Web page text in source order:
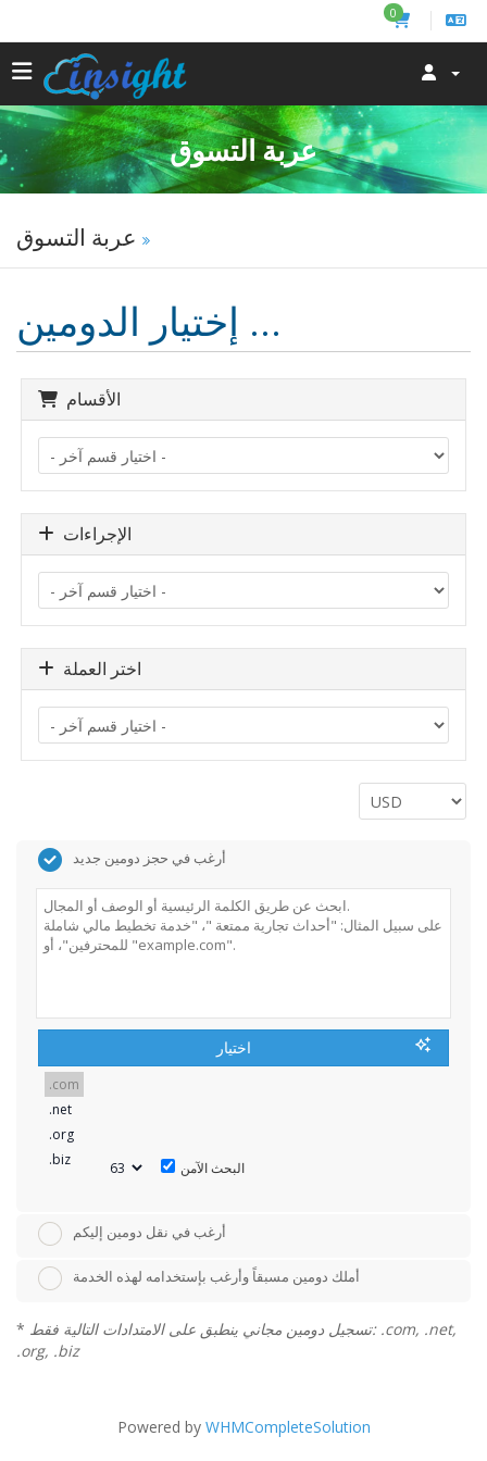
0
عربة التسوق
إختيار الدومين ...
الأقسام
الإجراءات
اختر العملة
أرغب في حجز دومين جديد
اختيار
البحث الآمن
أرغب في نقل دومين إليكم
أملك دومين مسبقاً وأرغب بإستخدامه لهذه الخدمة
* تسجيل دومين مجاني ينطبق على الامتدادات التالية فقط: .com, .net,
.org, .biz
Powered by WHMCompleteSolution